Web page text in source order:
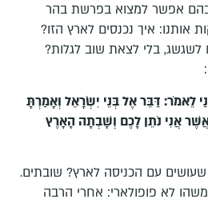
אפשר למצוא בפרשת בהר
אותנו: איך נכנסים לארץ הזו?
לשגשג, בלי לצאת שוב לגלות?
לֵאמֹר: דַּבֵּר אֶל בְּנֵי יִשְׂרָאֵל וְאָמַרְתָּ
אֲנִי נֹתֵן לָכֶם וְשָׁבְתָה הָאָרֶץ
עם הכניסה לארץ? שובתים.
לא פופולארי: אחרי הרבה